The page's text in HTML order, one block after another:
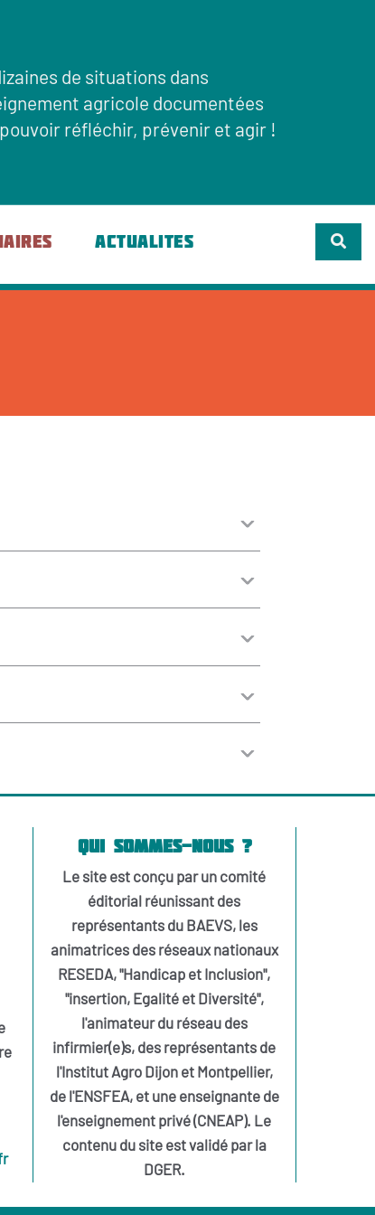
de situations dans
agricole documentées
réfléchir, prévenir et agir !
ACTUALITES
Qui sommes-nous ?
Le site est conçu par un comité
éditorial réunissant des
représentants du BAEVS, les
animatrices des réseaux nationaux
RESEDA, "Handicap et Inclusion",
"insertion, Egalité et Diversité",
l'animateur du réseau des
infirmier(e)s, des représentants de
l'Institut Agro Dijon et Montpellier,
de l'ENSFEA, et une enseignante de
l'enseignement privé (CNEAP). Le
contenu du site est validé par la
DGER.